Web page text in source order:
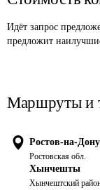
Идёт запрос
предложит
Маршруты и
Ростов-на-Дону
Ростовская обл.
Хынчешты
Хынчештский